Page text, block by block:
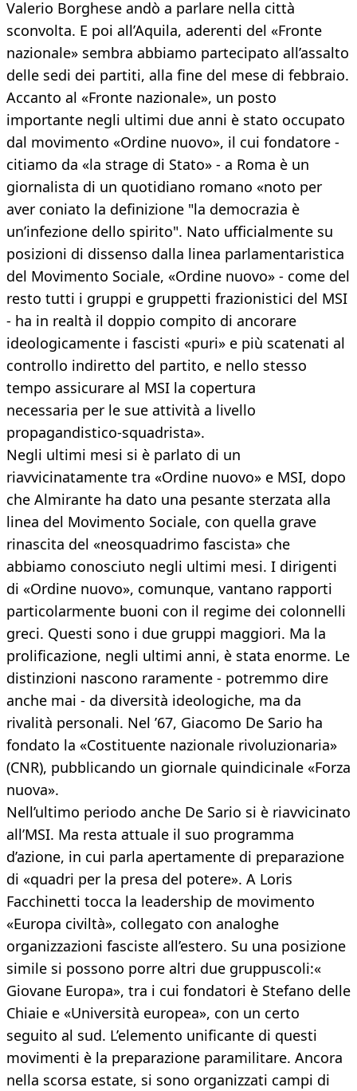
Valerio Borghese andò a parlare nella città
sconvolta. E poi all’Aquila, aderenti del «Fronte
nazionale» sembra abbiamo partecipato all’assalto
delle sedi dei partiti, alla fine del mese di febbraio.
Accanto al «Fronte nazionale», un posto
importante negli ultimi due anni è stato occupato
dal movimento «Ordine nuovo», il cui fondatore -
citiamo da «la strage di Stato» - a Roma è un
giornalista di un quotidiano romano «noto per
aver coniato la definizione "la democrazia è
un’infezione dello spirito". Nato ufficialmente su
posizioni di dissenso dalla linea parlamentaristica
del Movimento Sociale, «Ordine nuovo» - come del
resto tutti i gruppi e gruppetti frazionistici del MSI
- ha in realtà il doppio compito di ancorare
ideologicamente i fascisti «puri» e più scatenati al
controllo indiretto del partito, e nello stesso
tempo assicurare al MSI la copertura
necessaria per le sue attività a livello
propagandistico-squadrista».
Negli ultimi mesi si è parlato di un
riavvicinatamente tra «Ordine nuovo» e MSI, dopo
che Almirante ha dato una pesante sterzata alla
linea del Movimento Sociale, con quella grave
rinascita del «neosquadrimo fascista» che
abbiamo conosciuto negli ultimi mesi. I dirigenti
di «Ordine nuovo», comunque, vantano rapporti
particolarmente buoni con il regime dei colonnelli
greci. Questi sono i due gruppi maggiori. Ma la
prolificazione, negli ultimi anni, è stata enorme. Le
distinzioni nascono raramente - potremmo dire
anche mai - da diversità ideologiche, ma da
rivalità personali. Nel ’67, Giacomo De Sario ha
fondato la «Costituente nazionale rivoluzionaria»
(CNR), pubblicando un giornale quindicinale «Forza
nuova».
Nell’ultimo periodo anche De Sario si è riavvicinato
all’MSI. Ma resta attuale il suo programma
d’azione, in cui parla apertamente di preparazione
di «quadri per la presa del potere». A Loris
Facchinetti tocca la leadership de movimento
«Europa civiltà», collegato con analoghe
organizzazioni fasciste all’estero. Su una posizione
simile si possono porre altri due gruppuscoli:«
Giovane Europa», tra i cui fondatori è Stefano delle
Chiaie e «Università europea», con un certo
seguito al sud. L’elemento unificante di questi
movimenti è la preparazione paramilitare. Ancora
nella scorsa estate, si sono organizzati campi di